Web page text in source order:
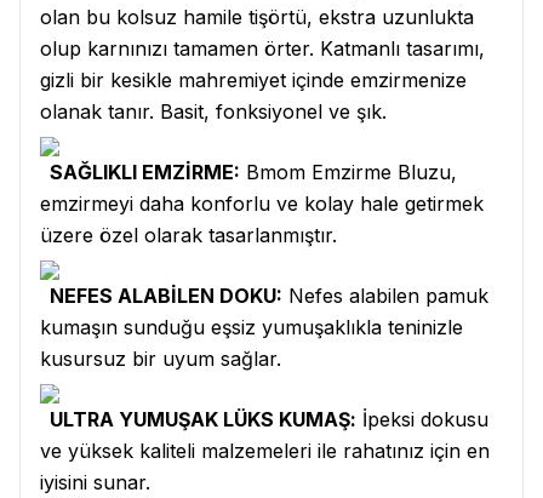
olan bu kolsuz hamile tişörtü, ekstra uzunlukta
olup karnınızı tamamen örter. Katmanlı tasarımı,
gizli bir kesikle mahremiyet içinde emzirmenize
olanak tanır. Basit, fonksiyonel ve şık.
SAĞLIKLI EMZİRME: Bmom Emzirme Bluzu,
emzirmeyi daha konforlu ve kolay hale getirmek
üzere özel olarak tasarlanmıştır.
NEFES ALABİLEN DOKU: Nefes alabilen pamuk
kumaşın sunduğu eşsiz yumuşaklıkla teninizle
kusursuz bir uyum sağlar.
ULTRA YUMUŞAK LÜKS KUMAŞ: İpeksi dokusu
ve yüksek kaliteli malzemeleri ile rahatınız için en
iyisini sunar.